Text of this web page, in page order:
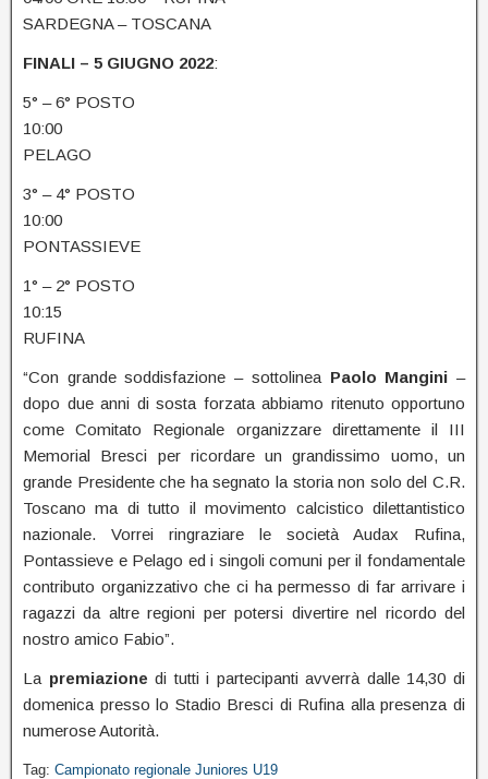
SARDEGNA – TOSCANA
FINALI – 5 GIUGNO 2022:
5° – 6° POSTO
10:00
PELAGO
3° – 4° POSTO
10:00
PONTASSIEVE
1° – 2° POSTO
10:15
RUFINA
“Con grande soddisfazione – sottolinea Paolo Mangini–
dopo due anni di sosta forzata abbiamo ritenuto opportuno
come Comitato Regionale organizzare direttamente il III
Memorial Bresci per ricordare un grandissimo uomo, un
grande Presidente che ha segnato la storia non solo del C.R.
Toscano ma di tutto il movimento calcistico dilettantistico
nazionale. Vorrei ringraziare le società Audax Rufina,
Pontassieve e Pelago ed i singoli comuni per il fondamentale
contributo organizzativo che ci ha permesso di far arrivare i
ragazzi da altre regioni per potersi divertire nel ricordo del
nostro amico Fabio”.
La premiazionedi tutti i partecipanti avverrà dalle 14,30 di
domenica presso lo Stadio Bresci di Rufina alla presenza di
numerose Autorità.
Tag: Campionato regionale Juniores U19